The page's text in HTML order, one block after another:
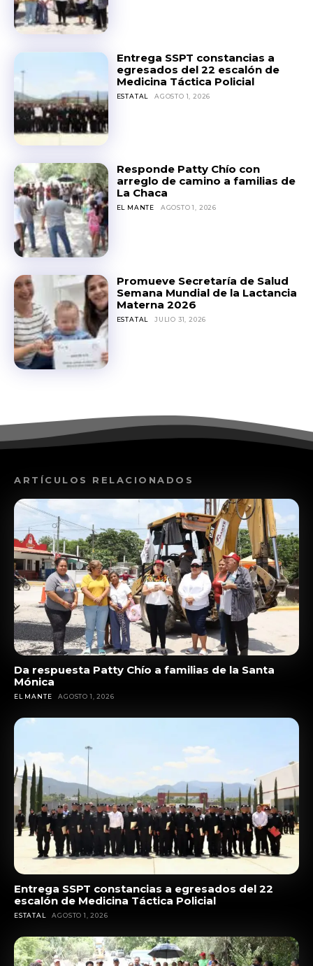
Entrega SSPT constancias a
egresados del 22 escalón de
Medicina Táctica Policial
ESTATAL AGOSTO 1, 2026
Responde Patty Chío con
arreglo de camino a familias de
La Chaca
EL MANTE AGOSTO 1, 2026
Promueve Secretaría de Salud
Semana Mundial de la Lactancia
Materna 2026
ESTATAL JULIO 31, 2026
ARTÍCULOS RELACIONADOS
Da respuesta Patty Chío a familias de la Santa
Mónica
EL MANTE AGOSTO 1, 2026
Entrega SSPT constancias a egresados del 22
escalón de Medicina Táctica Policial
ESTATAL AGOSTO 1, 2026